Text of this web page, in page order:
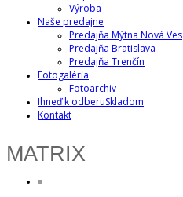
Výroba
Naše predajne
Predajňa Mýtna Nová Ves
Predajňa Bratislava
Predajňa Trenčín
Fotogaléria
Fotoarchiv
Ihneď k odberuSkladom
Kontakt
MATRIX